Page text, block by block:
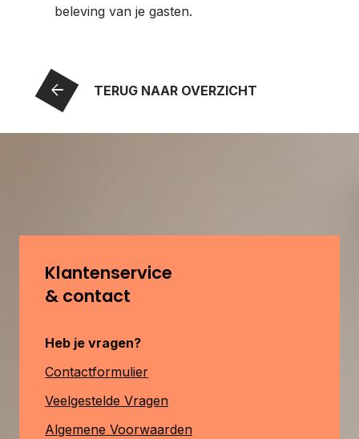
beleving van je gasten.
arrow_back TERUG NAAR OVERZICHT
Klantenservice
& contact
Heb je vragen?
Contactformulier
Veelgestelde Vragen
Algemene Voorwaarden